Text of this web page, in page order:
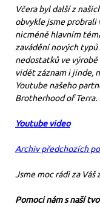
Včera byl další z
obvykle jsme probrali
nicméně hlavním
zavádění nových
nedostatků ve
vidět záznam i jinde,
Youtube našeho
Brotherhood of Terra.
Youtube video
Archiv předchozích
Jsme moc rádi za Váš
Pomoci nám s naší